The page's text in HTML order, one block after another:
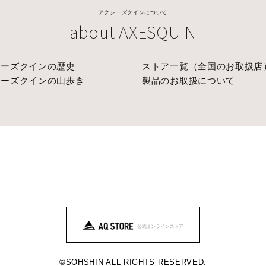
アクシーズクインについて
about AXESQUIN
ズクインの歴史
ズクインの山歩き
ストア一覧（全国のお取扱店
製品のお取扱について
©SOHSHIN ALL RIGHTS RESERVED.